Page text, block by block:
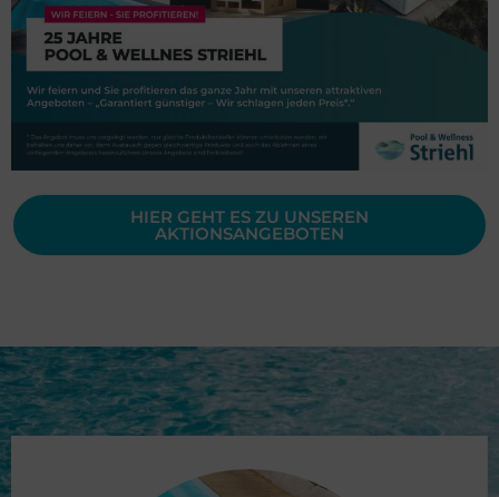
HIER GEHT ES ZU UNSEREN
AKTIONSANGEBOTEN